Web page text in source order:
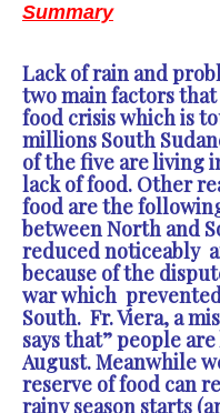
Summary
Lack of rain and
two main factors
food crisis which is
millions South
of the five are living
lack of food. Other
food are the
between North and
reduced noticeably
because of the
war which
South. Fr. Viera, a
says that” people
August. Meanwhile
reserve of food can
rainy season starts